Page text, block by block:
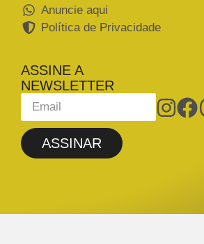
Anuncie aqui
Política de Privacidade
ASSINE A
NEWSLETTER
ASSINAR